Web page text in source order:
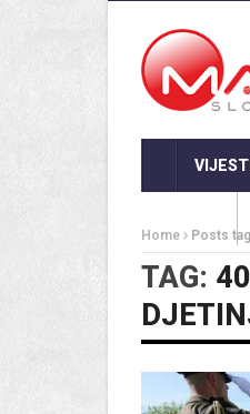
VIJESTI
Home Posts
TAG: